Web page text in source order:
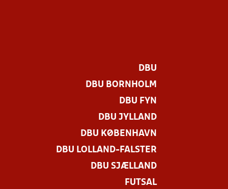
DBU
DBU BORNHOLM
DBU FYN
DBU JYLLAND
DBU KØBENHAVN
DBU LOLLAND-FALSTER
DBU SJÆLLAND
FUTSAL